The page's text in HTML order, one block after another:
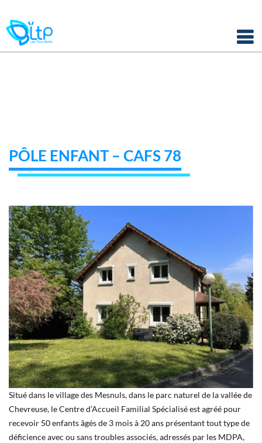
Skip
to
PÔLE ENFANT – CAFS 78
Situé dans le village des Mesnuls, dans le parc naturel de la vallée de
Chevreuse, le Centre d’Accueil Familial Spécialisé est agréé pour
recevoir 50 enfants âgés de 3 mois à 20 ans présentant tout type de
déficience avec ou sans troubles associés, adressés par les MDPA,